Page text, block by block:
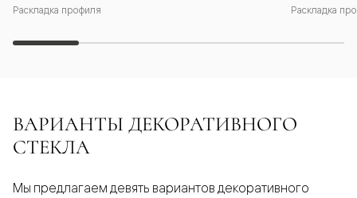
Раскладка профиля Раскладка
ВАРИАНТЫ ДЕКОРАТИВНОГО
СТЕКЛА
Мы предлагаем девять вариантов декоративного